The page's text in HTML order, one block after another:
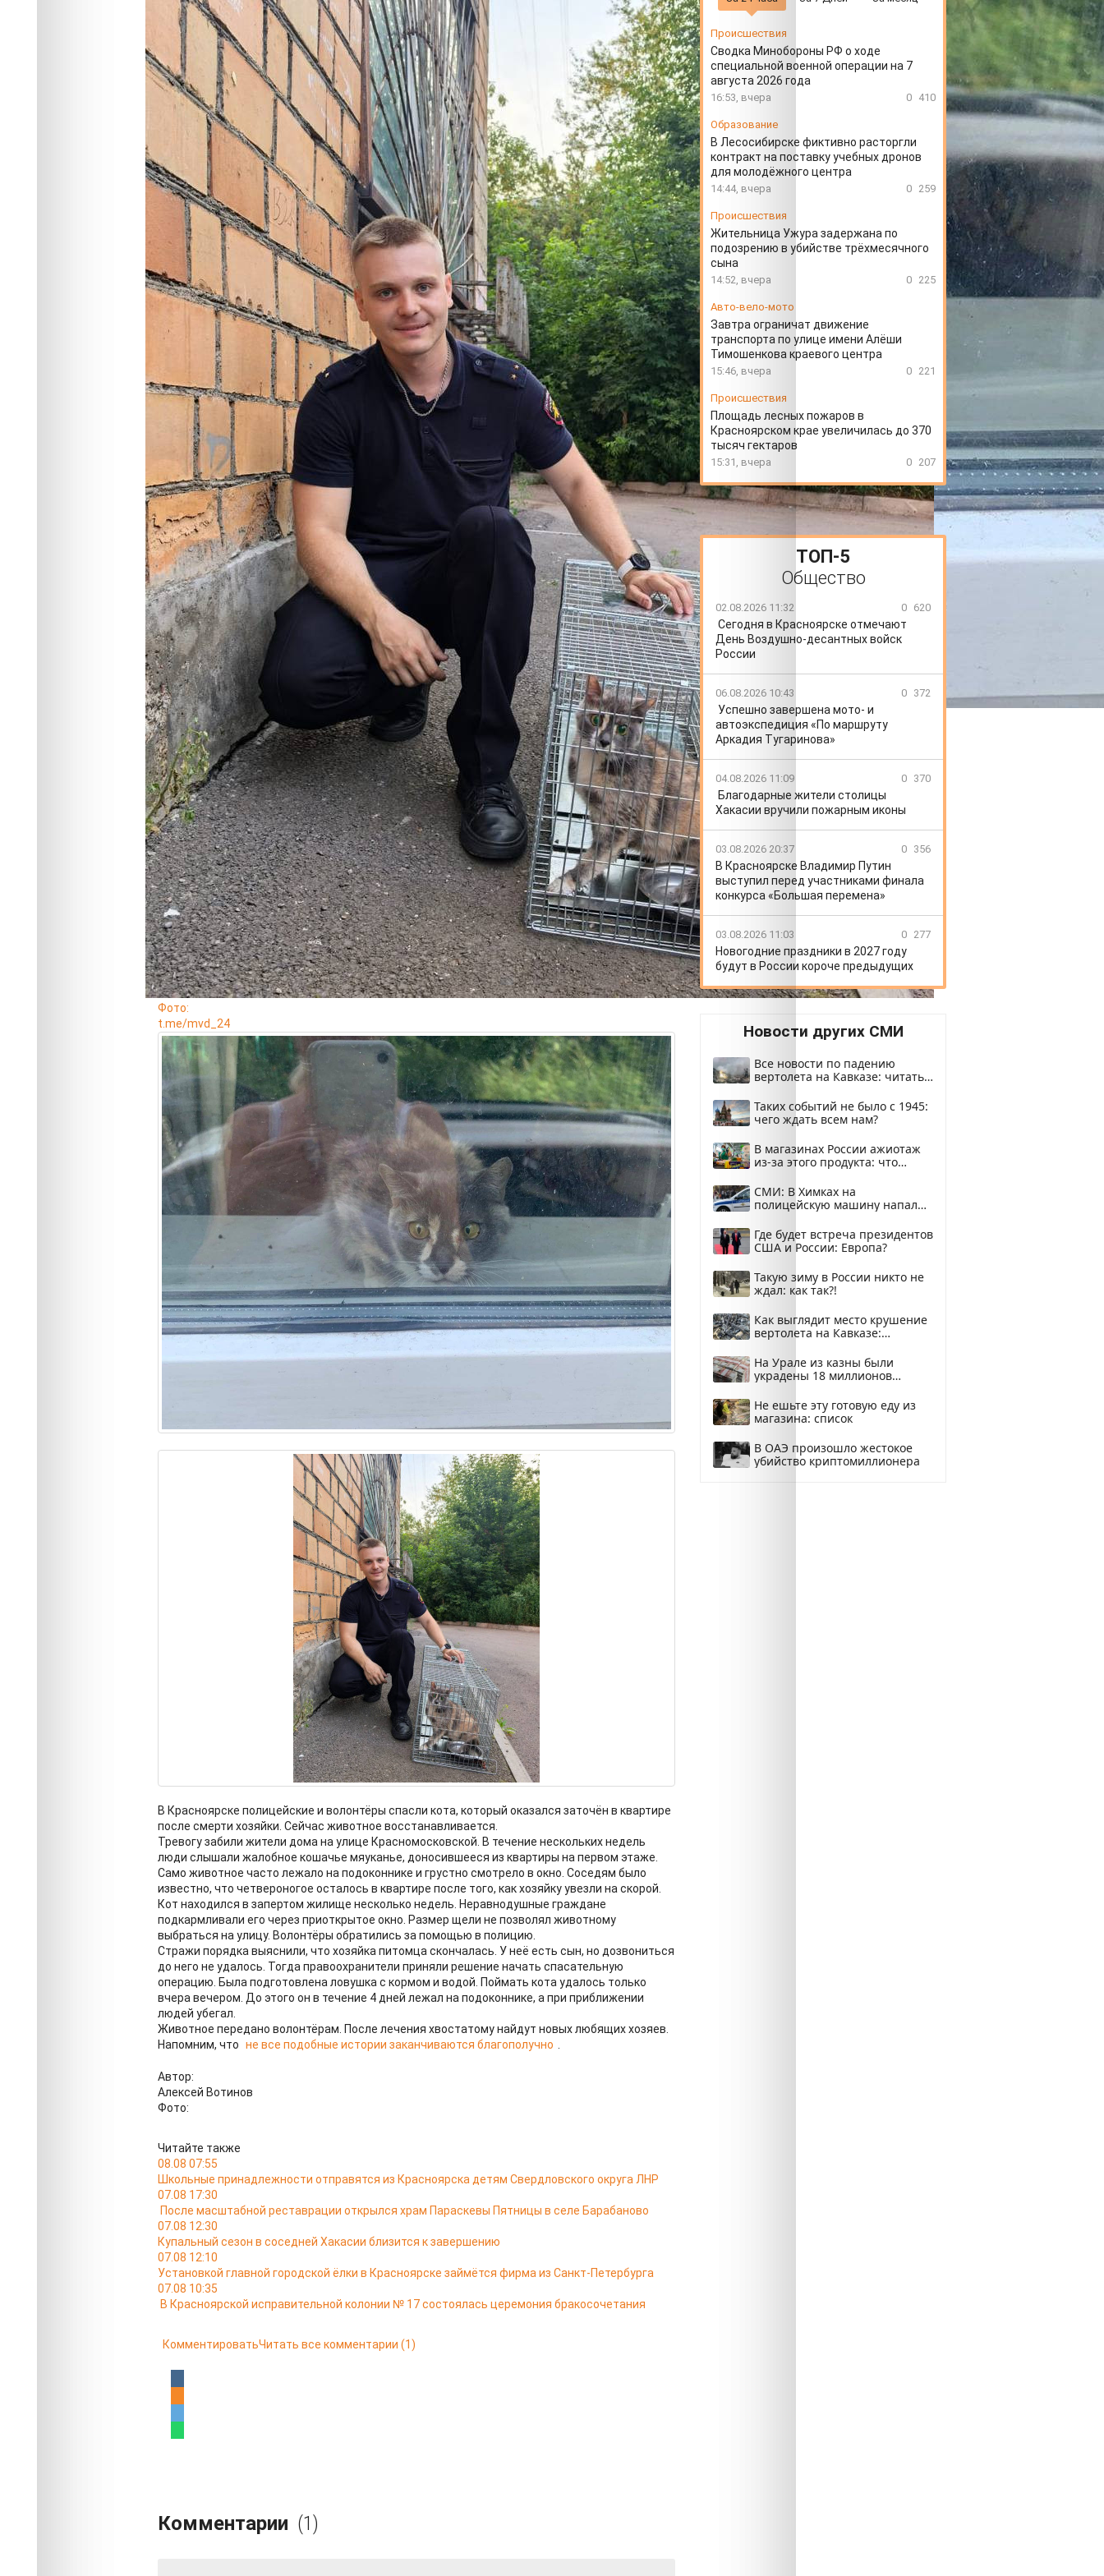
квартире после смерти хозяйки
Общество
31.07.2024 11:14
1567
1
Фото:
t.me/mvd_24
Фото:
t.me/mvd_24
В Красноярске полицейские и волонтёры спасли кота, который оказался заточён в квартире
после смерти хозяйки. Сейчас животное восстанавливается.
Тревогу забили жители дома на улице Красномосковской. В течение нескольких недель
люди слышали жалобное кошачье мяуканье, доносившееся из квартиры на первом этаже.
Само животное часто лежало на подоконнике и грустно смотрело в окно. Соседям было
известно, что четвероногое осталось в квартире после того, как хозяйку увезли на скорой.
Кот находился в запертом жилище несколько недель. Неравнодушные граждане
подкармливали его через приоткрытое окно. Размер щели не позволял животному
выбраться на улицу. Волонтёры обратились за помощью в полицию.
Стражи порядка выяснили, что хозяйка питомца скончалась. У неё есть сын, но дозвониться
до него не удалось. Тогда правоохранители приняли решение начать спасательную
операцию. Была подготовлена ловушка с кормом и водой. Поймать кота удалось только
вчера вечером. До этого он в течение 4 дней лежал на подоконнике, а при приближении
людей убегал.
Животное передано волонтёрам. После лечения хвостатому найдут новых любящих хозяев.
Напомним, что не все подобные истории заканчиваются благополучно
Автор:
Алексей Вотинов
Фото:
Читайте также
08.08 07:55
Школьные принадлежности отправятся из Красноярска детям Свердловского округа ЛНР
07.08 17:30
После масштабной реставрации открылся храм Параскевы Пятницы в селе Барабаново
07.08 12:30
Купальный сезон в соседней Хакасии близится к завершению
07.08 12:10
Установкой главной городской ёлки в Красноярске займётся фирма из Санкт-Петербурга
07.08 10:35
В Красноярской исправительной колонии № 17 состоялась церемония бракосочетания
КомментироватьЧитать все комментарии (1)
Комментарии (1)
Происшествия
Сводка Минобороны РФ о ходе
специальной военной операции на 7
августа 2026 года
16:53, вчера 0 410
Образование
В Лесосибирске фиктивно расторгли
контракт на поставку учебных дронов
для молодёжного центра
14:44, вчера 0 259
Происшествия
Жительница Ужура задержана по
подозрению в убийстве трёхмесячного
сына
14:52, вчера 0 225
Авто-вело-мото
Завтра ограничат движение
транспорта по улице имени Алёши
Тимошенкова краевого центра
15:46, вчера 0 221
Происшествия
Площадь лесных пожаров в
Красноярском крае увеличилась до 370
тысяч гектаров
15:31, вчера 0 207
ТОП-5
Общество
02.08.2026 11:32 0 620
Сегодня в Красноярске отмечают
День Воздушно-десантных войск
России
06.08.2026 10:43 0 372
Успешно завершена мото- и
автоэкспедиция «По маршруту
Аркадия Тугаринова»
04.08.2026 11:09 0 370
Благодарные жители столицы
Хакасии вручили пожарным иконы
03.08.2026 20:37 0 356
В Красноярске Владимир Путин
выступил перед участниками финала
конкурса «Большая перемена»
03.08.2026 11:03 0 277
Новогодние праздники в 2027 году
будут в России короче предыдущих
Новости других СМИ
Все новости по падению
вертолета на Кавказе: читать
Таких событий не было с 1945:
чего ждать всем нам?
В магазинах России ажиотаж
из-за этого продукта: что
СМИ: В Химках на
полицейскую машину напали
Где будет встреча президентов
США и России: Европа?
Такую зиму в России никто не
ждал: как так?!
Как выглядит место крушение
вертолета на Кавказе:
На Урале из казны были
украдены 18 миллионов
Не ешьте эту готовую еду из
магазина: список
В ОАЭ произошло жестокое
убийство криптомиллионера